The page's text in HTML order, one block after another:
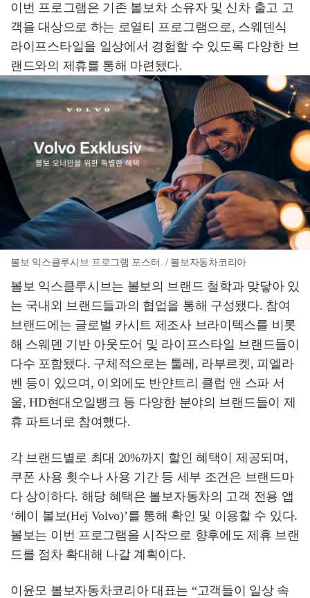
이번 프로그램은 기존 볼보차 소유자 및 신차 출고 고
객을 대상으로 하는 로열티 프로그램으로, 스웨덴식
라이프스타일을 일상에서 경험할 수 있도록 다양한 브
랜드와의 제휴를 통해 마련됐다.
볼보 익스클루시브 프로그램 포스터. / 볼보자동차코리아
볼보 익스클루시브는 볼보의 브랜드 철학과 맞닿아 있
는 국내외 브랜드들과의 협업을 통해 구성됐다. 참여
브랜드에는 글로벌 카시트 제조사 브라이텍스를 비롯
해 스웨덴 기반 아웃도어 및 라이프스타일 브랜드들이
다수 포함됐다. 구체적으로는 툴레, 라부르켓, 피엘라
벤 등이 있으며, 이외에도 반얀트리 클럽 앤 스파 서
울, HD현대오일뱅크 등 다양한 분야의 브랜드들이 제
휴 파트너로 참여했다.
각 브랜드별로 최대 20%까지 할인 혜택이 제공되며,
쿠폰 사용 횟수나 사용 기간 등 세부 조건은 브랜드마
다 상이하다. 해당 혜택은 볼보자동차의 고객 전용 앱
‘헤이 볼보(Hej Volvo)’를 통해 확인 및 이용할 수 있다.
볼보는 이번 프로그램을 시작으로 향후에도 제휴 브랜
드를 점차 확대해 나갈 계획이다.
이윤모 볼보자동차코리아 대표는 “고객들이 일상 속